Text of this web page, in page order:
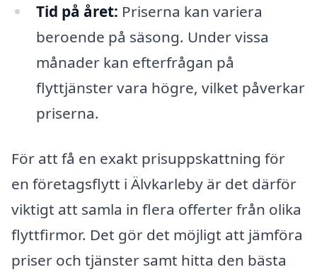
Tid på året: Priserna kan variera
beroende på säsong. Under vissa
månader kan efterfrågan på
flyttjänster vara högre, vilket påverkar
priserna.
För att få en exakt prisuppskattning för
en företagsflytt i Älvkarleby är det därför
viktigt att samla in flera offerter från olika
flyttfirmor. Det gör det möjligt att jämföra
priser och tjänster samt hitta den bästa